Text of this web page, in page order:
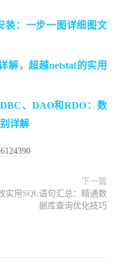
装：一步一图详细图文
解，超越netstat的实用
、DAO和RDO：数
详解
下一篇
实用SQL语句汇总：精通数
据库查询优化技巧